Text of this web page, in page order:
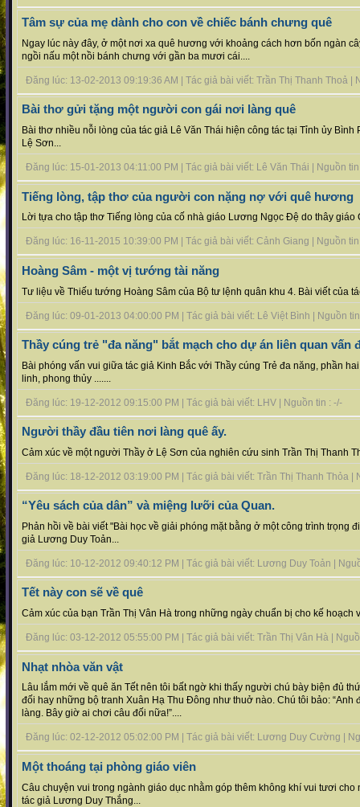
Tâm sự của mẹ dành cho con về chiếc bánh chưng quê
Ngay lúc này đây, ở một nơi xa quê hương với khoảng cách hơn bốn ngàn
ngồi nấu một nồi bánh chưng với gần ba mươi cái....
Đăng lúc: 13-02-2013 09:19:36 AM | Tác giả bài viết: Trần Thị Thanh Thoả |
Bài thơ gửi tặng một người con gái nơi làng quê
Bài thơ nhiều nỗi lòng của tác giả Lê Văn Thái hiện công tác tại Tỉnh ủy
Lệ Sơn...
Đăng lúc: 15-01-2013 04:11:00 PM | Tác giả bài viết: Lê Văn Thái | Nguồn tin
Tiếng lòng, tập thơ của người con nặng nợ với quê hương
Lời tựa cho tập thơ Tiếng lòng của cố nhà giáo Lương Ngọc Đệ do thây giáo
Đăng lúc: 16-11-2015 10:39:00 PM | Tác giả bài viết: Cảnh Giang | Nguồn tin
Hoàng Sâm - một vị tướng tài năng
Tư liệu về Thiếu tướng Hoàng Sâm của Bộ tư lệnh quân khu 4. Bài viết của
Đăng lúc: 09-01-2013 04:00:00 PM | Tác giả bài viết: Lê Việt Bình | Nguồn
Thầy cúng trẻ "đa năng" bắt mạch cho dự án liên quan vấn
Bài phóng vấn vui giữa tác giả Kinh Bắc với Thầy cúng Trẻ đa năng, phần
linh, phong thủy .......
Đăng lúc: 19-12-2012 09:15:00 PM | Tác giả bài viết: LHV | Nguồn tin : -/-
Người thầy đầu tiên nơi làng quê ấy.
Cảm xúc về một người Thầy ở Lệ Sơn của nghiên cứu sinh Trần Thị Thanh
Đăng lúc: 18-12-2012 03:19:00 PM | Tác giả bài viết: Trần Thị Thanh Thỏa |
“Yêu sách của dân” và miệng lưỡi của Quan.
Phản hồi về bài viết "Bài học về giải phóng mặt bằng ở một công trình trọng
giả Lương Duy Toản...
Đăng lúc: 10-12-2012 09:40:12 PM | Tác giả bài viết: Lương Duy Toản |
Tết này con sẽ về quê
Cảm xúc của bạn Trần Thị Vân Hà trong những ngày chuẩn bị cho kế hoạch
Đăng lúc: 03-12-2012 05:55:00 PM | Tác giả bài viết: Trần Thị Vân Hà |
Nhạt nhòa văn vật
Lâu lắm mới về quê ăn Tết nên tôi bất ngờ khi thấy người chú bày biện đủ
đối hay những bộ tranh Xuân Hạ Thu Đông như thuở nào. Chú tôi bảo: “Anh
làng. Bây giờ ai chơi câu đối nữa!”....
Đăng lúc: 02-12-2012 05:02:00 PM | Tác giả bài viết: Lương Duy Cường |
Một thoáng tại phòng giáo viên
Câu chuyện vui trong ngành giáo dục nhằm góp thêm không khí vui tươi cho
tác giả Lương Duy Thắng...